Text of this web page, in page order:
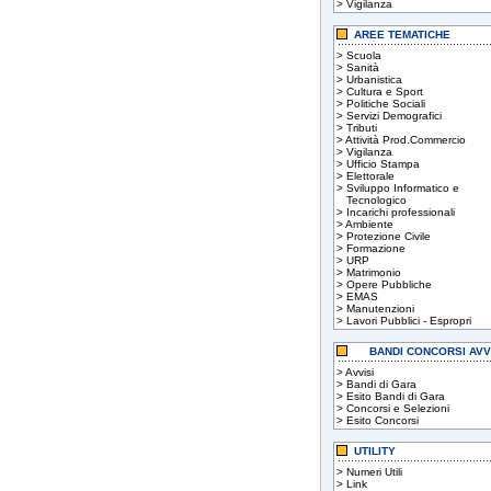
> Vigilanza
AREE TEMATICHE
> Scuola
> Sanità
> Urbanistica
> Cultura e Sport
> Politiche Sociali
> Servizi Demografici
> Tributi
>Attività Prod.Commercio
> Vigilanza
> Ufficio Stampa
> Elettorale
> Sviluppo Informatico e
Tecnologico
> Incarichi professionali
>Ambiente
> Protezione Civile
> Formazione
> URP
> Matrimonio
> Opere Pubbliche
> EMAS
> Manutenzioni
> Lavori Pubblici - Espropri
BANDI CONCORSI
>Avvisi
> Bandi di Gara
> Esito Bandi di Gara
> Concorsi e Selezioni
> Esito Concorsi
UTILITY
> Numeri Utili
> Link